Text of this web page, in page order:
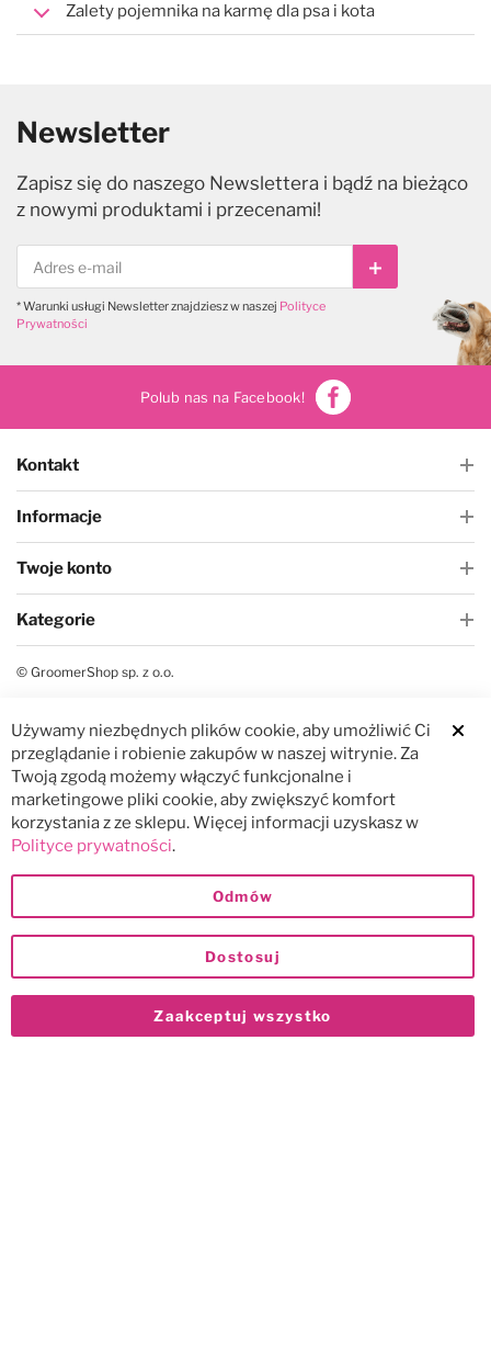
Zalety pojemnika na karmę dla psa i kota
Newsletter
Zapisz się do naszego Newslettera i bądź na bieżąco
z nowymi produktami i przecenami!
Subskrybuj
* Warunki usługi Newsletter znajdziesz w naszej Polityce
Prywatności
Polub nas na Facebook!
Kontakt
Informacje
Twoje konto
Kategorie
© GroomerShop sp. z o.o.
Używamy niezbędnych plików cookie, aby umożliwić Ci
przeglądanie i robienie zakupów w naszej witrynie. Za
Twoją zgodą możemy włączyć funkcjonalne i
marketingowe pliki cookie, aby zwiększyć komfort
korzystania z ze sklepu. Więcej informacji uzyskasz w
Polityce prywatności.
Zaakceptuj wszystko
Dostosuj
Odmów